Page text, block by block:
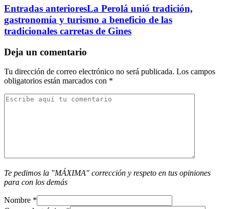
Entradas anterioresLa Perolá unió tradición,
gastronomía y turismo a beneficio de las
tradicionales carretas de Gines
Deja un comentario
Tu dirección de correo electrónico no será publicada. Los campos
obligatorios están marcados con *
Te pedimos la "MÁXIMA" corrección y respeto en tus opiniones
para con los demás
Nombre *